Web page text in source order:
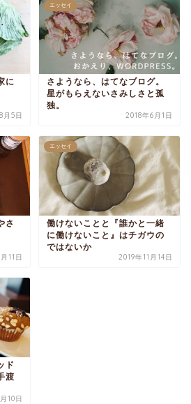
に
月5日
エッセイ
さようなら、はてなブログ。
星がもらえないさみしさと孤
独。
2018年6月1日
さ
11日
エッセイ
働けないことと『誰かと一緒
に働けないこと』はチガウの
ではないか
2019年11月14日
ド
渡
10日